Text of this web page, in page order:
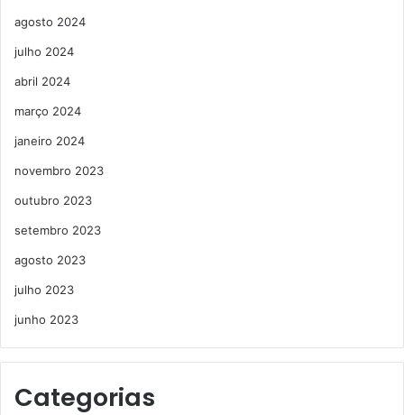
agosto 2024
julho 2024
abril 2024
março 2024
janeiro 2024
novembro 2023
outubro 2023
setembro 2023
agosto 2023
julho 2023
junho 2023
Categorias